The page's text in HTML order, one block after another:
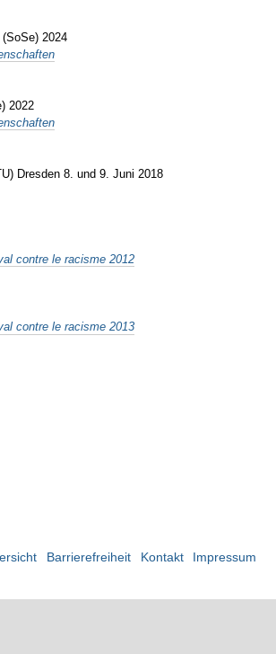
2024
2022
Dresden 8. und 9. Juni 2018
contre le racisme 2012
contre le racisme 2013
Barrierefreiheit Kontakt Impressum